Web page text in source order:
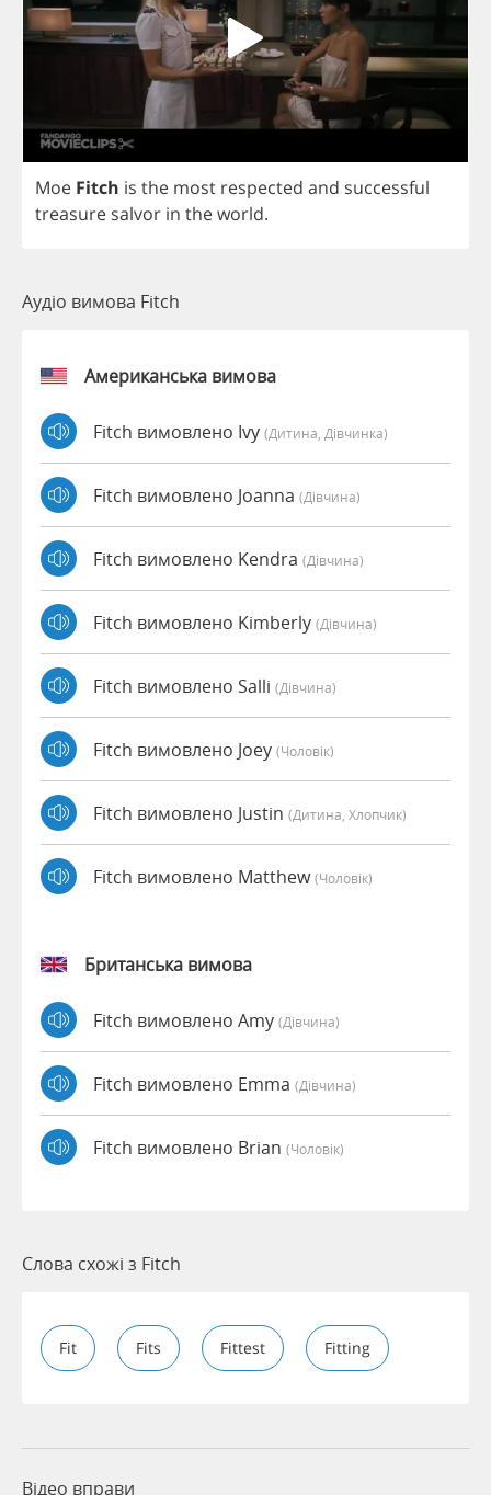
Moe Fitch is the most respected and successful
treasure salvor in theworld.
Аудіо вимова Fitch
Американська вимова
Fitch вимовлено Ivy (дитина, Дівчинка)
Fitch вимовлено Joanna (дівчина)
Fitch вимовлено Kendra (дівчина)
Fitch вимовлено Kimberly (дівчина)
Fitch вимовлено Salli (дівчина)
Fitch вимовлено Joey (чоловік)
Fitch вимовлено Justin (дитина, Хлопчик)
Fitch вимовлено Matthew(чоловік)
Британська вимова
Fitch вимовлено Amy (дівчина)
Fitch вимовлено Emma (дівчина)
Fitch вимовлено Brian (чоловік)
Слова схожі з Fitch
Fit Fits Fittest Fitting
Відео вправи